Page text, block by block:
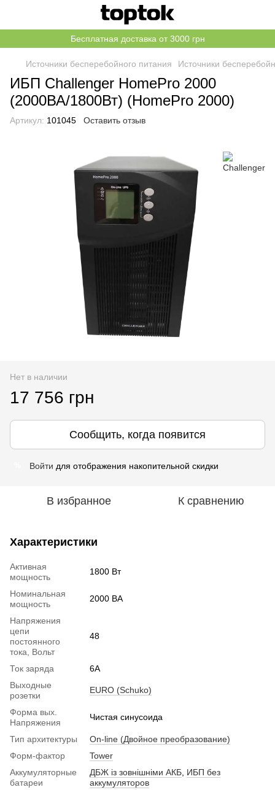
Бесплатная доставка от 3000 грн
Источники бесперебойного питания Источники
ИБП Challenger HomePro 2000
(2000ВА/1800Вт) (HomePro 2000)
Артикул: 101045 Оставить отзыв
Нет в наличии
17 756 грн
Сообщить, когда появится
Войти для отображения накопительной скидки
В избранное К сравнению
Характеристики
Активная
мощность
1800 Вт
Номинальная
мощность
2000 ВА
Напряжения
цепи
постоянного
тока, Вольт
48
Ток заряда
6А
Выходные
розетки
EURO (Schuko)
Форма вых.
Напряжения
Чистая синусоида
Тип архитектуры
On-line (Двойное преобразование)
Форм-фактор
Tower
Аккумуляторные
батареи
ДБЖ із зовнішніми АКБ ИБП без
аккумуляторов